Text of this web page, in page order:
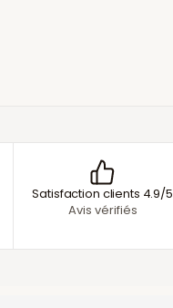
Satisfaction clients 4.9/5
Avis vérifiés